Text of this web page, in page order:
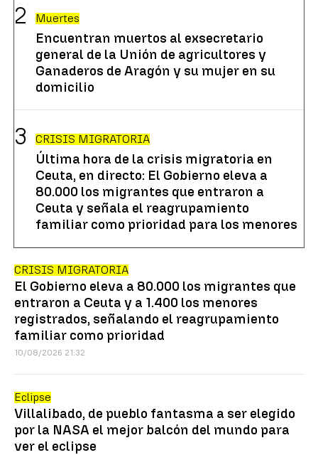
Muertes
Encuentran muertos al exsecretario
general de la Unión de agricultores y
Ganaderos de Aragón y su mujer en su
domicilio
CRISIS MIGRATORIA
Última hora de la crisis migratoria en
Ceuta, en directo: El Gobierno eleva a
80.000 los migrantes que entraron a
Ceuta y señala el reagrupamiento
familiar como prioridad para los menores
CRISIS MIGRATORIA
El Gobierno eleva a 80.000 los migrantes que
entraron a Ceuta y a 1.400 los menores
registrados, señalando el reagrupamiento
familiar como prioridad
10/08/2026 21:32
Eclipse
Villalibado, de pueblo fantasma a ser elegido
por la NASA el mejor balcón del mundo para
ver el eclipse